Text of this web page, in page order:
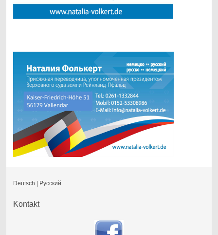
Deutsch Русский
Kontakt